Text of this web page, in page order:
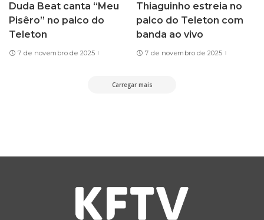
Duda Beat canta “Meu
Pisêro” no palco do
Teleton
7 de novembro de 2025
Thiaguinho estreia no
palco do Teleton com
banda ao vivo
7 de novembro de 2025
Carregar mais